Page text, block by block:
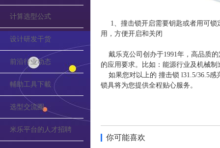
计算选型公式
设计研发干货
前沿行业动态
輔助工具下載
选型交流圈
米乐平台的人才招聘
1、撞击锁开启需要钥匙或者用可
用，方便开启和关闭
戴乐克公司创办于1991年，高品质的
的应用要求。比如：能源行业及机械
如果您对以上的 撞击锁 l31.5/36.5感
锁具将为您提供全程贴心服务。
你可能喜欢